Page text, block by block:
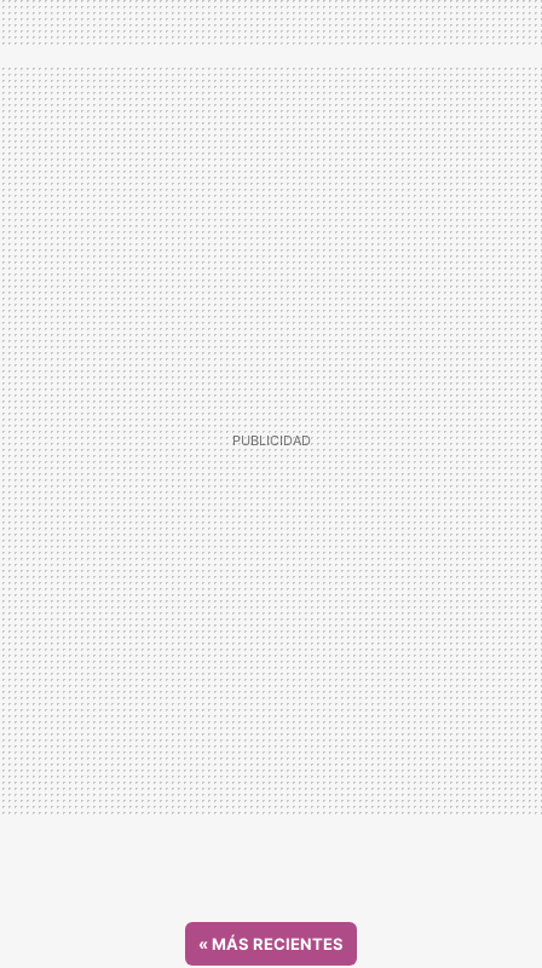
«MÁS RECIENTES